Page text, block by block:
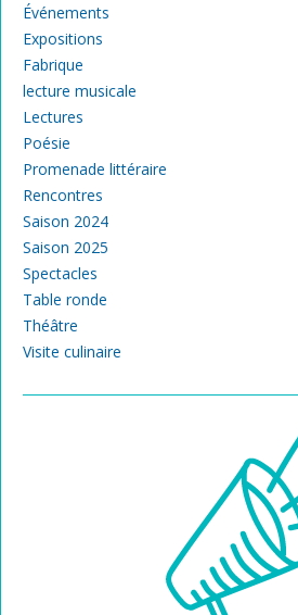
Événements
Expositions
Fabrique
lecture musicale
Lectures
Poésie
Promenade littéraire
Rencontres
Saison 2024
Saison 2025
Spectacles
Table ronde
Théâtre
Visite culinaire